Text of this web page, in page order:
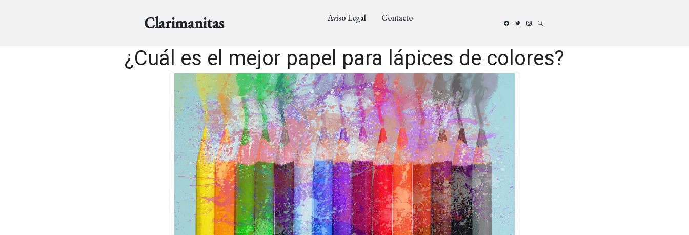
Clarimanitas Aviso Legal Contacto
¿Cuál es el mejor papel para lápices de colores?